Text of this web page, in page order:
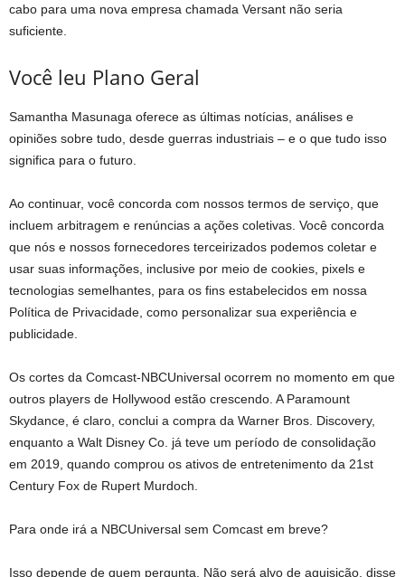
cabo para uma nova empresa chamada Versant não seria
suficiente.
Você leu Plano Geral
Samantha Masunaga oferece as últimas notícias, análises e
opiniões sobre tudo, desde guerras industriais – e o que tudo isso
significa para o futuro.
Ao continuar, você concorda com nossos termos de serviço, que
incluem arbitragem e renúncias a ações coletivas. Você concorda
que nós e nossos fornecedores terceirizados podemos coletar e
usar suas informações, inclusive por meio de cookies, pixels e
tecnologias semelhantes, para os fins estabelecidos em nossa
Política de Privacidade, como personalizar sua experiência e
publicidade.
Os cortes da Comcast-NBCUniversal ocorrem no momento em que
outros players de Hollywood estão crescendo. A Paramount
Skydance, é claro, conclui a compra da Warner Bros. Discovery,
enquanto a Walt Disney Co. já teve um período de consolidação
em 2019, quando comprou os ativos de entretenimento da 21st
Century Fox de Rupert Murdoch.
Para onde irá a NBCUniversal sem Comcast em breve?
Isso depende de quem pergunta. Não será alvo de aquisição, disse